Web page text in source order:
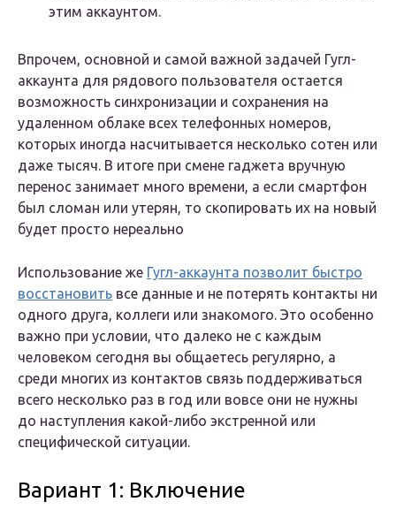
этим аккаунтом.
Впрочем, основной и самой важной задачей Гугл-
аккаунта для рядового пользователя остается
возможность синхронизации и сохранения на
удаленном облаке всех телефонных номеров,
которых иногда насчитывается несколько сотен или
даже тысяч. В итоге при смене гаджета вручную
перенос занимает много времени, а если смартфон
был сломан или утерян, то скопировать их на новый
будет просто нереально
Использование же Гугл-аккаунта позволит быстро
восстановить все данные и не потерять контакты ни
одного друга, коллеги или знакомого. Это особенно
важно при условии, что далеко не с каждым
человеком сегодня вы общаетесь регулярно, а
среди многих из контактов связь поддерживаться
всего несколько раз в год или вовсе они не нужны
до наступления какой-либо экстренной или
специфической ситуации.
Вариант 1: Включение